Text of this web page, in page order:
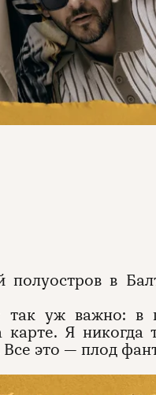
в
так уж важно: в
карте. Я
это — плод